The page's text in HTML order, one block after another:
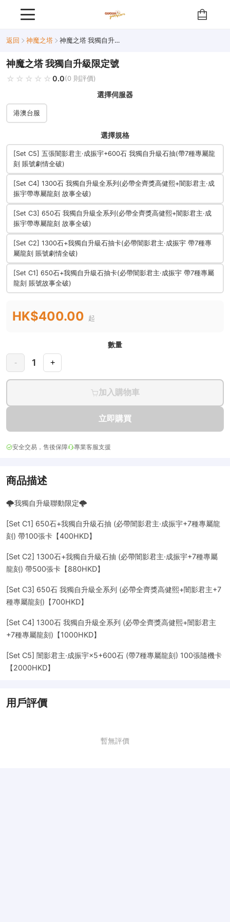
返回 神魔之塔 神魔之塔 我獨自升級限定號
神魔之塔 我獨自升級限定號
☆☆☆☆☆
★★★★★ 0.0(0 則評價)
選擇伺服器
港澳台服
選擇規格
[Set C5] 五張闇影君主·成振宇+600石 我獨自升級石抽(帶7種專屬龍
刻 賬號劇情全破)
[Set C4] 1300石 我獨自升級全系列(必帶全齊獎高健熙+闇影君主·成
振宇帶專屬龍刻 故事全破)
[Set C3] 650石 我獨自升級全系列(必帶全齊獎高健熙+闇影君主·成
振宇帶專屬龍刻 故事全破)
[Set C2] 1300石+我獨自升級石抽卡(必帶闇影君主·成振宇 帶7種專
屬龍刻 賬號劇情全破)
[Set C1] 650石+我獨自升級石抽卡(必帶闇影君主·成振宇 帶7種專屬
龍刻 賬號故事全破)
HK$400.00 起
數量
- 1 +
加入購物車
立即購買
安全交易，售後保障 專業客服支援
商品描述
🌩️我獨自升級聯動限定🌩️
[Set C1] 650石+我獨自升級石抽 (必帶闇影君主·成振宇+7種專屬龍
刻) 帶100張卡【400HKD】
[Set C2] 1300石+我獨自升級石抽 (必帶闇影君主·成振宇+7種專屬
龍刻) 帶500張卡【880HKD】
[Set C3] 650石 我獨自升級全系列 (必帶全齊獎高健熙+闇影君主+7
種專屬龍刻)【700HKD】
[Set C4] 1300石 我獨自升級全系列 (必帶全齊獎高健熙+闇影君主
+7種專屬龍刻)【1000HKD】
[Set C5] 闇影君主·成振宇×5+600石 (帶7種專屬龍刻) 100張隨機卡
【2000HKD】
用戶評價
暫無評價